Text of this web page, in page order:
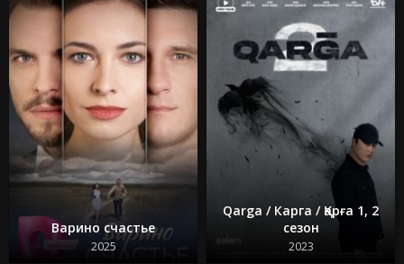
Варино счастье
2025
Qarga / Карга / Қарға 1, 2
сезон
2023